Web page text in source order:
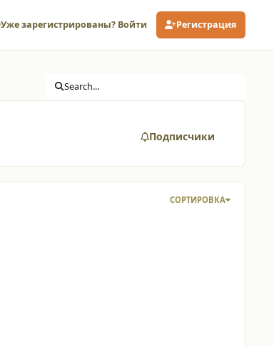
Уже зарегистрированы? Войти Регистрация
Search...
Подписчики
СОРТИРОВКА